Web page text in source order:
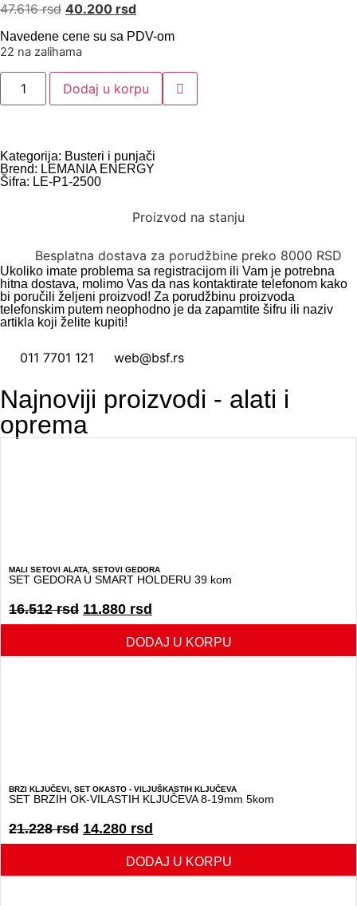
47.616rsd 40.200 rsd
Navedene cene su sa PDV-om
22 na zalihama
Dodaj u korpu
Kategorija: Busteri i punjači
Brend: LEMANIA ENERGY
Šifra: LE-P1-2500
Proizvod na stanju
Besplatna dostava za porudžbine preko 8000 RSD
Ukoliko imate problema sa registracijom ili Vam je potrebna
hitna dostava, molimo Vas da nas kontaktirate telefonom kako
bi poručili željeni proizvod! Za porudžbinu proizvoda
telefonskim putem neophodno je da zapamtite šifru ili naziv
artikla koji želite kupiti!
011 7701 121 web@bsf.rs
Najnoviji proizvodi - alati i
oprema
MALI SETOVI ALATA SETOVI GEDORA
SET GEDORA U SMART HOLDERU 39 kom
16.512rsd 11.880 rsd
DODAJ U KORPU
BRZI KLJUČEVI SET OKASTO - VILJUŠKASTIH KLJUČEVA
SET BRZIH OK-VILASTIH KLJUČEVA 8-19mm 5kom
21.228rsd 14.280 rsd
DODAJ U KORPU